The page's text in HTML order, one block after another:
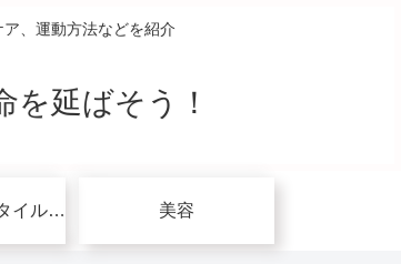
、運動方法などを紹介
延ばそう！
ダイエット・スタイルアップ関連 美容